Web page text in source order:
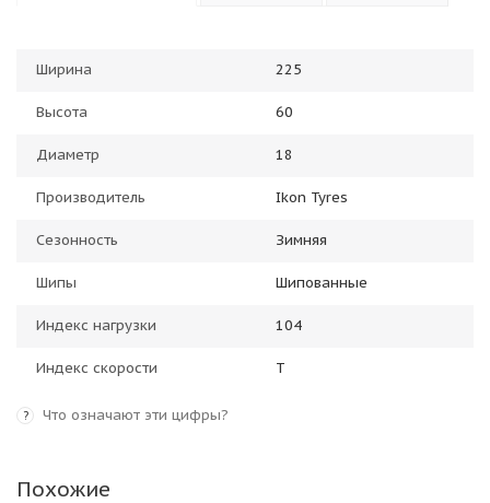
Ширина 225
Высота 60
Диаметр 18
Производитель Ikon Tyres
Сезонность Зимняя
Шипы Шипованные
Индекс нагрузки 104
Индекс скорости T
? Что означают эти цифры?
Похожие